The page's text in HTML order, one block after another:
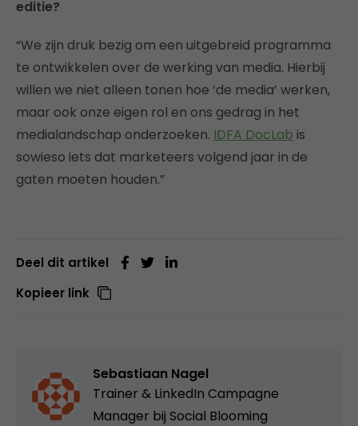
editie?
“We zijn druk bezig om een uitgebreid programma
te ontwikkelen over de werking van media. Hierbij
willen we niet alleen tonen hoe ‘de media’ werken,
maar ook onze eigen rol en ons gedrag in het
medialandschap onderzoeken. IDFA DocLab is
sowieso iets dat marketeers volgend jaar in de
gaten moeten houden.”
Deel dit artikel
Kopieer link
Sebastiaan Nagel
Trainer & LinkedIn Campagne
Manager bij Social Blooming